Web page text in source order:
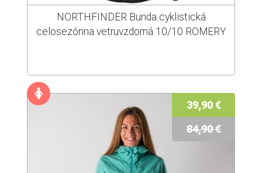
NORTHFINDER Bunda cyklistická
celosezónna vetruvzdorná 10/10 ROMERY
39,90 €
84,90 €